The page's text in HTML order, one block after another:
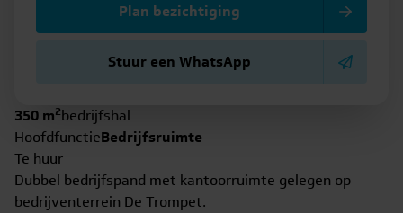
Plan bezichtiging
Stuur een WhatsApp
350 m2bedrijfshal
HoofdfunctieBedrijfsruimte
Te huur
Dubbel bedrijfspand met kantoorruimte gelegen op
bedrijventerrein De Trompet.